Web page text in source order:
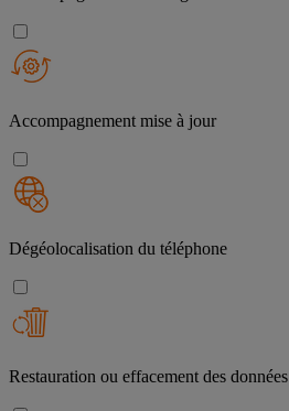
Accompagnement mise à jour
Dégéolocalisation du téléphone
Restauration ou effacement des données